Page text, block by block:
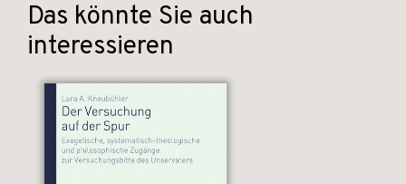
Das könnte Sie auch
interessieren